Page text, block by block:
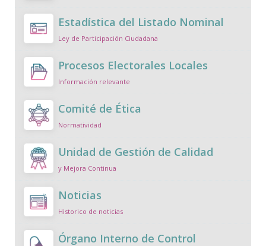
Estadística del Listado Nominal
Ley de Participación Ciudadana
Procesos Electorales Locales
Información relevante
Comité de Ética
Normatividad
Unidad de Gestión de Calidad
y Mejora Continua
Noticias
Historico de noticias
Órgano Interno de Control